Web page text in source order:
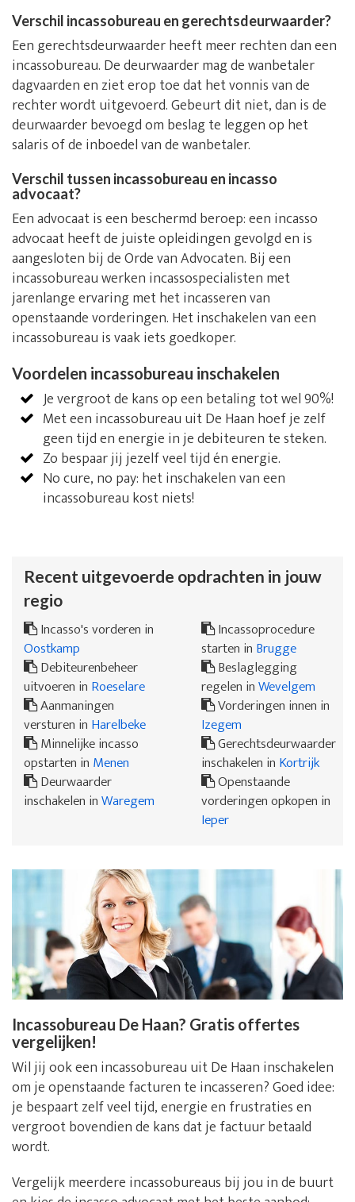
Verschil incassobureau en gerechtsdeurwaarder?
Een gerechtsdeurwaarder heeft meer rechten dan een
incassobureau. De deurwaarder mag de wanbetaler
dagvaarden en ziet erop toe dat het vonnis van de
rechter wordt uitgevoerd. Gebeurt dit niet, dan is de
deurwaarder bevoegd om beslag te leggen op het
salaris of de inboedel van de wanbetaler.
Verschil tussen incassobureau en incasso
advocaat?
Een advocaat is een beschermd beroep: een incasso
advocaat heeft de juiste opleidingen gevolgd en is
aangesloten bij de Orde van Advocaten. Bij een
incassobureau werken incassospecialisten met
jarenlange ervaring met het incasseren van
openstaande vorderingen. Het inschakelen van een
incassobureau is vaak iets goedkoper.
Voordelen incassobureau inschakelen
Je vergroot de kans op een betaling tot wel 90%!
Met een incassobureau uit De Haan hoef je zelf
geen tijd en energie in je debiteuren te steken.
Zo bespaar jij jezelf veel tijd én energie.
No cure, no pay: het inschakelen van een
incassobureau kost niets!
Recent uitgevoerde opdrachten in jouw
regio
Incasso's vorderen in
Oostkamp
Debiteurenbeheer
uitvoeren in Roeselare
Aanmaningen
versturen in Harelbeke
Minnelijke incasso
opstarten in Menen
Deurwaarder
inschakelen inWaregem
Incassoprocedure
starten in Brugge
Beslaglegging
regelen inWevelgem
Vorderingen innen in
Izegem
Gerechtsdeurwaarder
inschakelen in Kortrijk
Openstaande
vorderingen opkopen in
Ieper
Incassobureau De Haan? Gratis offertes
vergelijken!
Wil jij ook een incassobureau uit De Haan inschakelen
om je openstaande facturen te incasseren? Goed idee:
je bespaart zelf veel tijd, energie en frustraties en
vergroot bovendien de kans dat je factuur betaald
wordt.
Vergelijk meerdere incassobureaus bij jou in de buurt